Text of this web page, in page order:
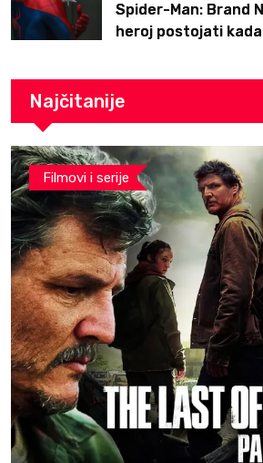
Spider-Man: Brand
heroj postojati
Najčitanije
Filmovi i serije